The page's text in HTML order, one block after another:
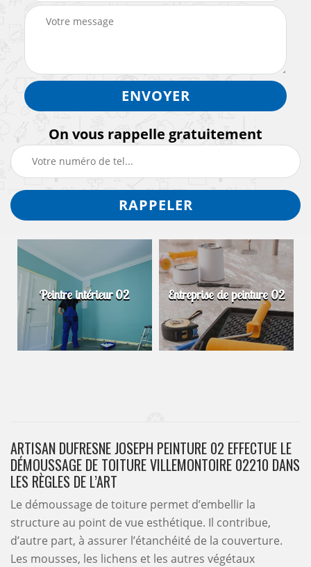
On vous rappelle gratuitement
Peintre intérieur 02 Entreprise de peinture 02
ARTISAN DUFRESNE JOSEPH PEINTURE 02 EFFECTUE LE
DÉMOUSSAGE DE TOITURE VILLEMONTOIRE 02210 DANS
LES RÈGLES DE L’ART
Le démoussage de toiture permet d’embellir la
structure au point de vue esthétique. Il contribue,
d’autre part, à assurer l’étanchéité de la couverture.
Les mousses, les lichens et les autres végétaux